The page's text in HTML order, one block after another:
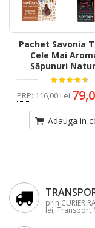
Pachet Savonia
Cele Mai
Săpunuri
PRP: 116,00 Lei
Adauga in
prin CURIER
lei, Transport